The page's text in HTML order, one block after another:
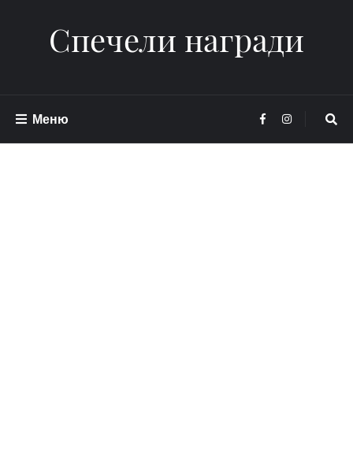
Спечели награди
Меню